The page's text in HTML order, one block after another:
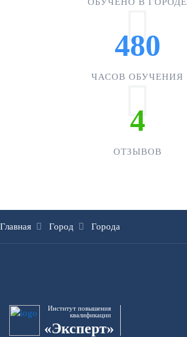
480
ЧАСОВ ОБУЧЕНИЯ
4
ОТЗЫВОВ
Главная Город Города
Институт повышения
квалификации
«Эксперт»